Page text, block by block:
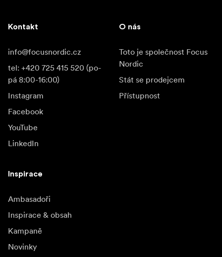
Kontakt
info@focusnordic.cz
tel: +420 725 415 520 (po-
pá 8:00-16:00)
Instagram
Facebook
YouTube
LinkedIn
O nás
Toto je společnost Focus
Nordic
Stát se prodejcem
Přístupnost
Inspirace
Ambasadoři
Inspirace & obsah
Kampaně
Novinky